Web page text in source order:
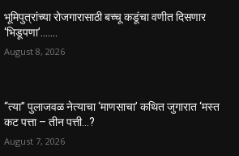
भूमिपुत्रांच्या रोजगारासाठी बच्चू कडूंचा वणीत दिसणार
‘भिडूपणा’…….
August 8, 2026
“त्या” पुलाजवळ नेत्याचा ‘माणसाचा’ कथित जुगारात ‘मस्त
कट पत्ता – तीन पत्ती…?
August 7, 2026